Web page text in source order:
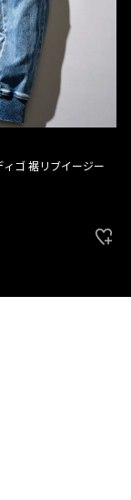
ゴ 裾リブイージー